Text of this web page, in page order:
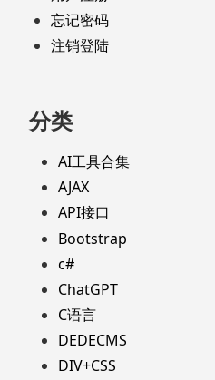
忘记密码
注销登陆
分类
AI工具合集
AJAX
API接口
Bootstrap
c#
ChatGPT
C语言
DEDECMS
DIV+CSS